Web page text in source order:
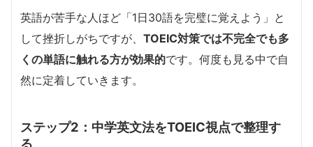
英語が苦手な人ほど「1日30語を完璧に覚えよう」と
して挫折しがちですが、 TOEIC対策では不完全でも多
くの単語に触れる方が効果的です。何度も見る中で自
然に定着していきます。
ステップ2：中学英文法をTOEIC視点で整理す
る